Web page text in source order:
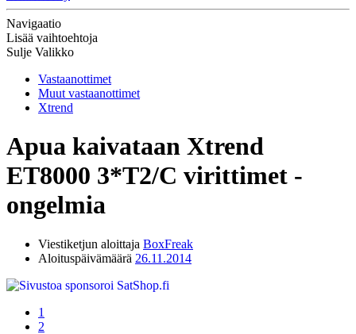
Navigaatio
Lisää vaihtoehtoja
Sulje Valikko
Vastaanottimet
Muut vastaanottimet
Xtrend
Apua kaivataan Xtrend
ET8000 3*T2/C virittimet -
ongelmia
Viestiketjun aloittaja BoxFreak
Aloituspäivämäärä 26.11.2014
1
2